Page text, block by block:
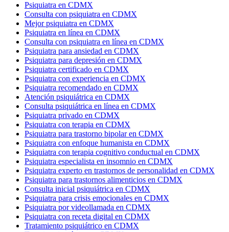
Psiquiatra en CDMX
Consulta con psiquiatra en CDMX
Mejor psiquiatra en CDMX
Psiquiatra en línea en CDMX
Consulta con psiquiatra en línea en CDMX
Psiquiatra para ansiedad en CDMX
Psiquiatra para depresión en CDMX
Psiquiatra certificado en CDMX
Psiquiatra con experiencia en CDMX
Psiquiatra recomendado en CDMX
Atención psiquiátrica en CDMX
Consulta psiquiátrica en línea en CDMX
Psiquiatra privado en CDMX
Psiquiatra con terapia en CDMX
Psiquiatra para trastorno bipolar en CDMX
Psiquiatra con enfoque humanista en CDMX
Psiquiatra con terapia cognitivo conductual en CDMX
Psiquiatra especialista en insomnio en CDMX
Psiquiatra experto en trastornos de personalidad en CDMX
Psiquiatra para trastornos alimenticios en CDMX
Consulta inicial psiquiátrica en CDMX
Psiquiatra para crisis emocionales en CDMX
Psiquiatra por videollamada en CDMX
Psiquiatra con receta digital en CDMX
Tratamiento psiquiátrico en CDMX